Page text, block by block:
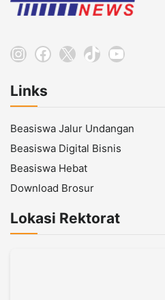
Instagram
Facebook
X TikTokYouTube
Links
Beasiswa Jalur Undangan
Beasiswa Digital Bisnis
Beasiswa Hebat
Download Brosur
Lokasi Rektorat